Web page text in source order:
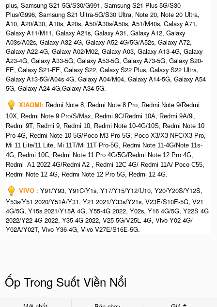
plus, Samsung S21-5G/S30/G991, Samsung S21 Plus-5G/S30
Plus/G996, Samsung S21 Ultra-5G/S30 Ultra, Note 20, Note 20 Ultra,
A10, A20/A30, A10s, A20s, A50/A30s/A50s, A51/M40s, Galaxy A71,
Galaxy A11/M11, Galaxy A21s, Galaxy A31, Galaxy A12, Galaxy
A03s/A02s, Galaxy A32-4G, Galaxy A52-4G/5G/A52s, Galaxy A72,
Galaxy A22-4G, Galaxy A02/M02, Galaxy A03, Galaxy A13-4G, Galaxy
A23-4G, Galaxy A33-5G, Galaxy A53-5G, Galaxy A73-5G, Galaxy S20-
FE, Galaxy S21-FE, Galaxy S22, Galaxy S22 Plus, Galaxy S22 Ultra,
Galaxy A13-5G/A04s 4G, Galaxy A04/M04, Galaxy A14-5G, Galaxy A54
5G, Galaxy A24-4G,Galaxy A34 5G.
XIAOMI: Redmi Note 8, Redmi Note 8 Pro, Redmi Note 9/Redmi
10X, Redmi Note 9 Pro/S/Max, Redmi 9C/Redmi 10A, Redmi 9A/9i,
Redmi 9T, Redmi 9, Redmi 10, Redmi Note 10-4G/10S, Redmi Note 10
Pro-4G, Redmi Note 10-5G/Poco M3 Pro-5G, Poco X3/X3 NFC/X3 Pro,
Mi 11 Lite/11 Lite, Mi 11T/Mi 11T Pro-5G, Redmi Note 11-4G/Note 11s-
4G, Redmi 10C, Redmi Note 11 Pro 4G/5G/Redmi Note 12 Pro 4G,
Redmi A1 2022 4G/Redmi A2 , Redmi 12C 4G/ Redmi 11A/ Poco C55,
Redmi Note 12 4G, Redmi Note 12 Pro 5G, Redmi 12 4G.
VIVO : Y91/Y93, Y91C/Y1s, Y17/Y15/Y12/U10, Y20/Y20S/Y12S,
Y53s/Y51 2020/Y51A/Y31, Y21 2021/Y33s/Y21s, V23E/S10E-5G, V21
4G/5G, Y15s 2021/Y15A 4G, Y55-4G 2022, Y02s, Y16 4G/5G, Y22S 4G
2022/Y22 4G 2022, Y35 4G 2022, V25 5G/V25E 4G, Vivo Y02 4G/
Y02A/Y02T, Vivo Y36-4G, Vivo V27E/S16E-5G.
Ốp Trong Suốt Viền Nổi